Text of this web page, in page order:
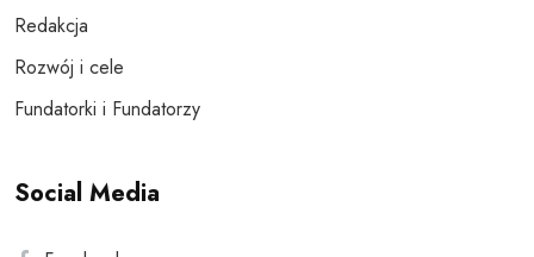
Redakcja
Rozwój i cele
Fundatorki i Fundatorzy
Social Media